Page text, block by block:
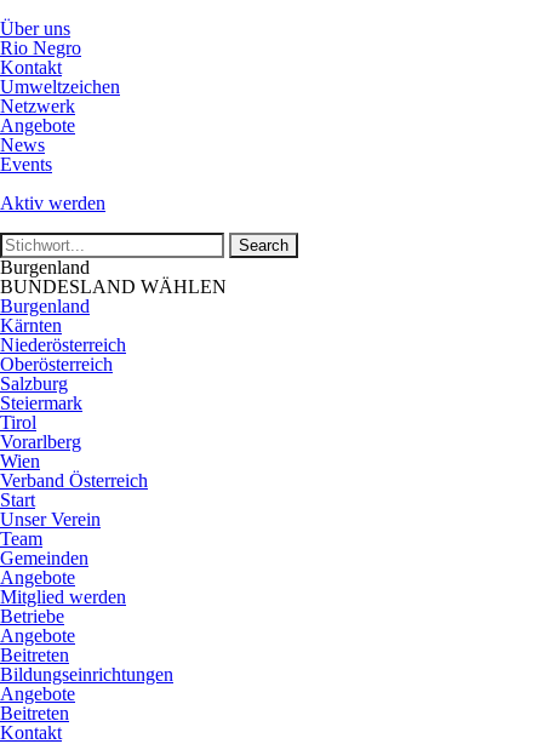
Über uns
Rio Negro
Kontakt
Umweltzeichen
Netzwerk
Angebote
News
Events
Aktiv werden
Burgenland
BUNDESLAND WÄHLEN
Burgenland
Kärnten
Niederösterreich
Oberösterreich
Salzburg
Steiermark
Tirol
Vorarlberg
Wien
Verband Österreich
Start
Unser Verein
Team
Gemeinden
Angebote
Mitglied werden
Betriebe
Angebote
Beitreten
Bildungseinrichtungen
Angebote
Beitreten
Kontakt